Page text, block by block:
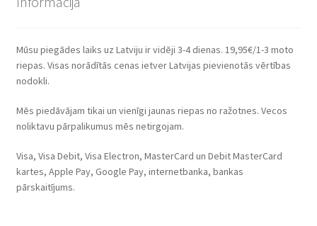
Mūsu piegādes laiks uz Latviju ir vidēji 3-4 dienas. 19,95€/1-3 moto
riepas. Visas norādītās cenas ietver Latvijas pievienotās vērtības
nodokli.
Mēs piedāvājam tikai un vienīgi jaunas riepas no ražotnes. Vecos
noliktavu pārpalikumus mēs netirgojam.
Visa, Visa Debit, Visa Electron, MasterCard un Debit MasterCard
kartes, Apple Pay, Google Pay, internetbanka, bankas
pārskaitījums.